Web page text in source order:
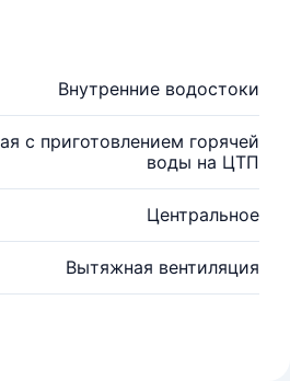
Внутренние водостоки
с приготовлением горячей
воды на ЦТП
Центральное
Вытяжная вентиляция